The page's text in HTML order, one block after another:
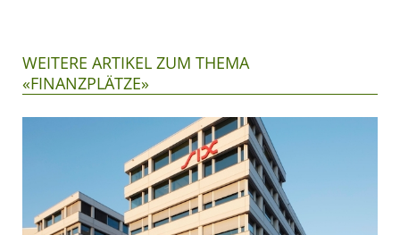
WEITERE ARTIKEL ZUM THEMA
«FINANZPLÄTZE»